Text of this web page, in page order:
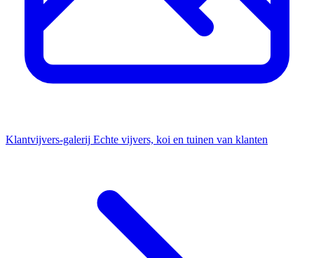
Klantvijvers-galerij Echte vijvers, koi en tuinen van klanten